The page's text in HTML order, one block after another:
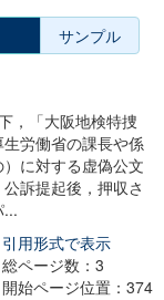
サンプル
，「大阪地検特捜
労働省の課長や係
に対する虚偽公文
訴提起後，押収さ
...
引用形式で表示
総ページ数：3
開始ページ位置：374